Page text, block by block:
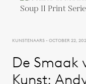
KUNSTENAARS - OCTOBER 22,
De Smaak
Kunst: